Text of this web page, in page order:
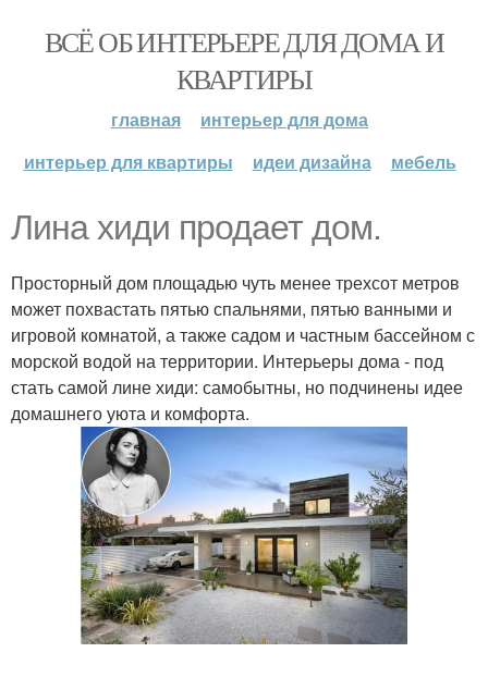
ВСЁ ОБ ИНТЕРЬЕРЕ ДЛЯ ДОМА И
КВАРТИРЫ
главная
интерьер для дома
интерьер для квартиры
идеи дизайна мебель
Лина хиди продает дом.
Просторный дом площадью чуть менее трехсот метров
может похвастать пятью спальнями, пятью ванными и
игровой комнатой, а также садом и частным бассейном с
морской водой на территории. Интерьеры дома - под
стать самой лине хиди: самобытны, но подчинены идее
домашнего уюта и комфорта.